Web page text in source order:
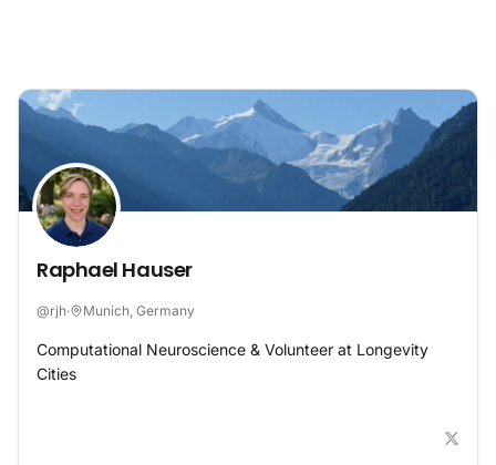
Raphael Hauser
@rjh· Munich, Germany
Computational Neuroscience & Volunteer at Longevity
Cities